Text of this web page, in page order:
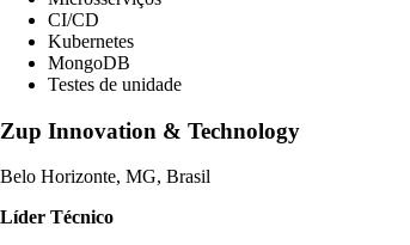
CI/CD
Kubernetes
MongoDB
Testes de unidade
Zup Innovation & Technology
Belo Horizonte, MG, Brasil
Líder Técnico